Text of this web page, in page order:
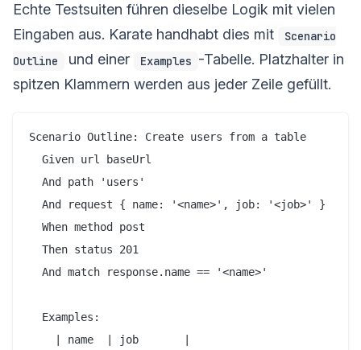
Echte Testsuiten führen dieselbe Logik mit vielen
Eingaben aus. Karate handhabt dies mit
Scenario
Outline
und einer Examples -Tabelle. Platzhalter in
spitzen Klammern werden aus jeder Zeile gefüllt.
Scenario Outline: Create users from a table
  Given url baseUrl
  And path 'users'
  And request { name: '<name>', job: '<job>' }
  When method post
  Then status 201
  And match response.name == '<name>'
  Examples:
    | name  | job       |